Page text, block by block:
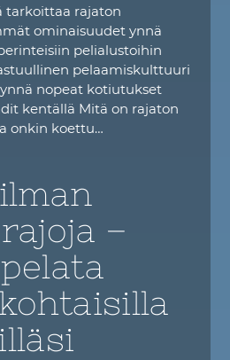
tarkoittaa rajaton
ominaisuudet ynnä
pelialustoihin
pelaamiskulttuuri
nopeat kotiutukset
kentällä Mitä on rajaton
onkin koettu…
–